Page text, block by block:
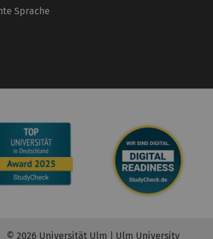
Sprache
© 2026 Universität Ulm | Ulm University